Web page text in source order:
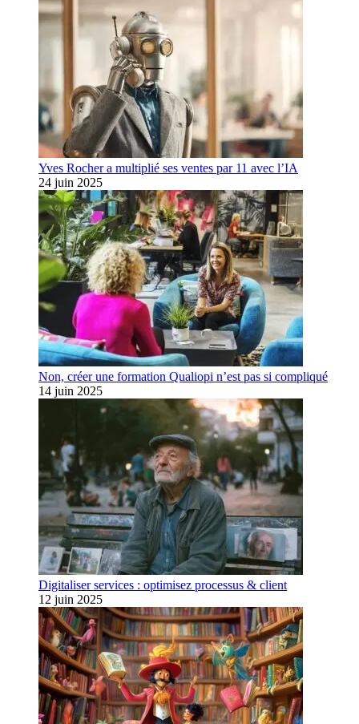
Yves Rocher a multiplié ses ventes par 11 avec l’IA
24 juin 2025
Non, créer une formation Qualiopi n’est pas si compliqué
14 juin 2025
Digitaliser services : optimisez processus & client
12 juin 2025